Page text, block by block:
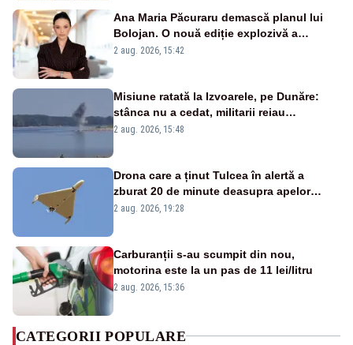
Ana Maria Păcuraru demască planul lui
Bolojan. O nouă ediție explozivă a
emisiunii „Miza Zilei” la Realitatea PLUS
2 aug. 2026, 15:42
Misiune ratată la Izvoarele, pe Dunăre:
stânca nu a cedat, militarii reiau
detonările luni – VIDEO
2 aug. 2026, 15:48
Drona care a ținut Tulcea în alertă a
zburat 20 de minute deasupra apelor
României. Au fost ridicate două F-16
2 aug. 2026, 19:28
Carburanții s-au scumpit din nou,
motorina este la un pas de 11 lei/litru
2 aug. 2026, 15:36
CATEGORII POPULARE